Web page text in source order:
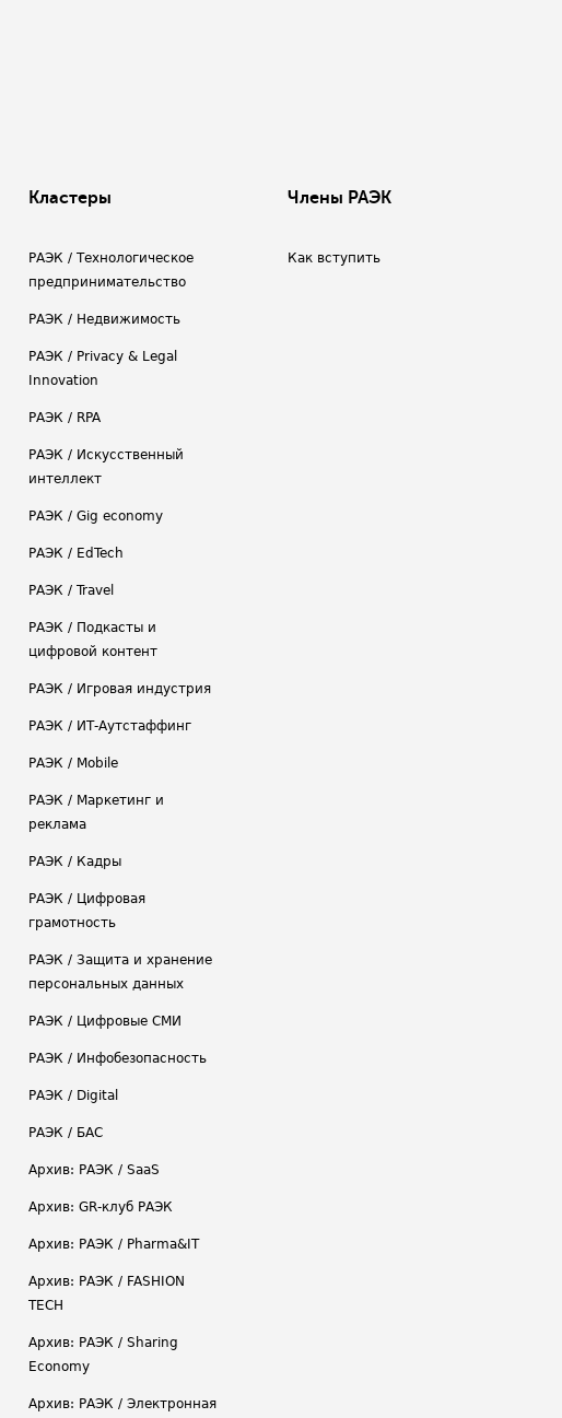
Кластеры
РАЭК / Технологическое
предпринимательство
РАЭК / Недвижимость
РАЭК / Privacy & Legal
Innovation
РАЭК / RPA
РАЭК / Искусственный
интеллект
РАЭК / Gig economy
РАЭК / EdTech
РАЭК / Travel
РАЭК / Подкасты и
цифровой контент
РАЭК / Игровая индустрия
РАЭК / ИТ-Аутстаффинг
РАЭК / Mobile
РАЭК / Маркетинг и
реклама
РАЭК / Кадры
РАЭК / Цифровая
грамотность
РАЭК / Защита и хранение
персональных данных
РАЭК / Цифровые СМИ
РАЭК / Инфобезопасность
РАЭК / Digital
РАЭК / БАС
Архив: РАЭК / SaaS
Архив: GR-клуб РАЭК
Архив: РАЭК / Pharma&IT
Архив: РАЭК / FASHION
TECH
Архив: РАЭК / Sharing
Economy
Архив: РАЭК / Электронная
Члены РАЭК
Как вступить